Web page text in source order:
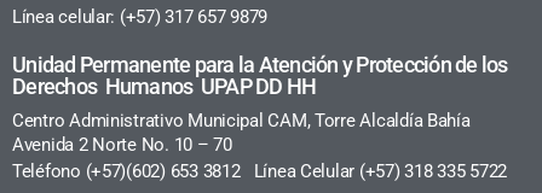
Línea celular: (+57) 317 657 9879
Unidad Permanente para la Atención y Protección de los
Derechos Humanos UPAP DD HH
Centro Administrativo Municipal CAM, Torre Alcaldía Bahía
Avenida 2 Norte No. 10 – 70
Teléfono (+57)(602) 653 3812 Línea Celular (+57) 318 335 5722